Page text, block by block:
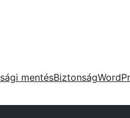
mentésBiztonság